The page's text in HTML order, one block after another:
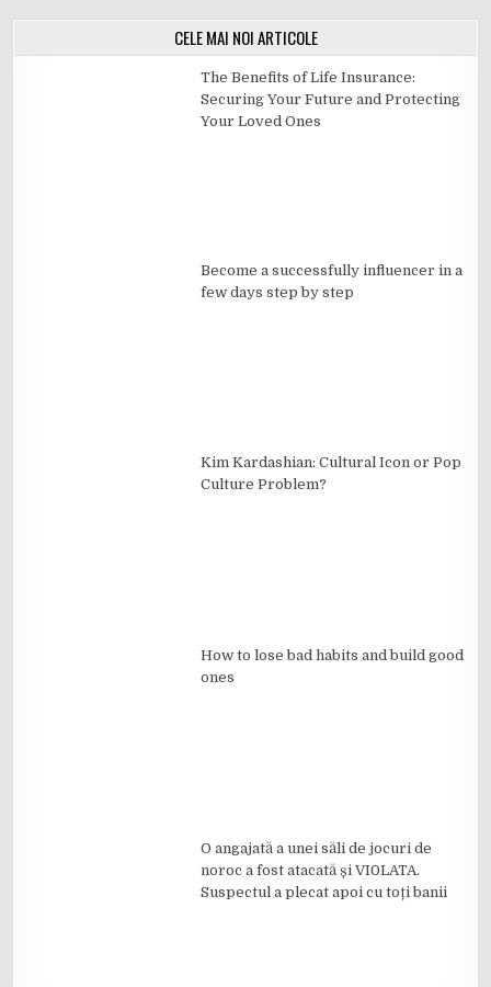
CELE MAI NOI ARTICOLE
The Benefits of Life Insurance:
Securing Your Future and Protecting
Your Loved Ones
Become a successfully influencer in a
few days step by step
Kim Kardashian: Cultural Icon or Pop
Culture Problem?
How to lose bad habits and build good
ones
O angajată a unei săli de jocuri de
noroc a fost atacată și VI0LATA.
Suspectul a plecat apoi cu toți banii